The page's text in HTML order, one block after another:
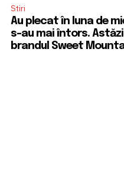
Stiri
Au plecat în luna de
s-au mai întors.
brandul Sweet